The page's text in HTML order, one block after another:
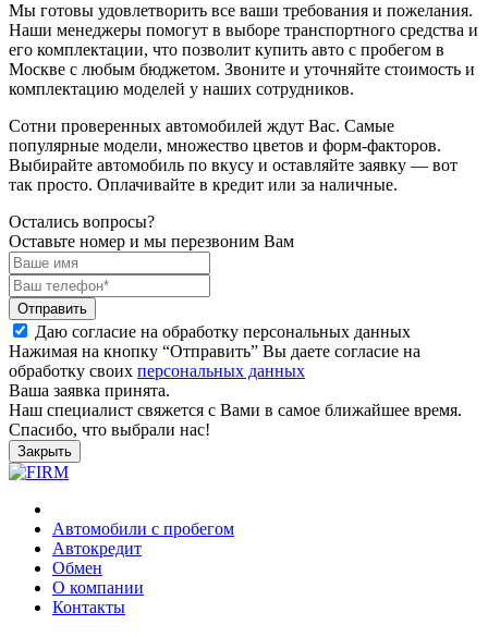
Мы готовы удовлетворить все ваши требования и пожелания.
Наши менеджеры помогут в выборе транспортного средства и
его комплектации, что позволит купить авто с пробегом в
Москве с любым бюджетом. Звоните и уточняйте стоимость и
комплектацию моделей у наших сотрудников.
Сотни проверенных автомобилей ждут Вас. Самые
популярные модели, множество цветов и форм-факторов.
Выбирайте автомобиль по вкусу и оставляйте заявку — вот
так просто. Оплачивайте в кредит или за наличные.
Остались вопросы?
Оставьте номер и мы перезвоним Вам
Отправить
Даю согласие на обработку персональных данных
Нажимая на кнопку “Отправить” Вы даете согласие на
обработку своих персональных данных
Ваша заявка принята.
Наш специалист свяжется с Вами в самое ближайшее время.
Спасибо, что выбрали нас!
Закрыть
Автомобили с пробегом
Автокредит
Обмен
О компании
Контакты